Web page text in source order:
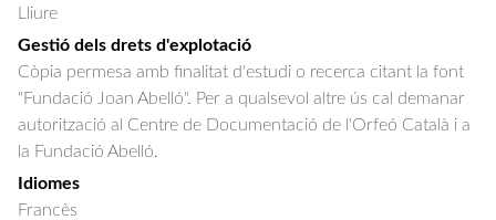
Lliure
Gestió dels drets d'explotació
Còpia permesa amb finalitat d'estudi o recerca citant la font
"Fundació Joan Abelló". Per a qualsevol altre ús cal demanar
autorització al Centre de Documentació de l'Orfeó Català i a
la Fundació Abelló.
Idiomes
Francès